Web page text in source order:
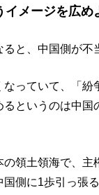
イメージを広
と、中国側が不
っていて、「
というのは中
領土領海で、
側に1歩引っ張